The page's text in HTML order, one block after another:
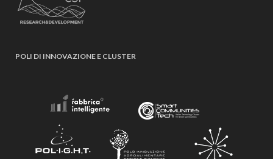
POLI DI INNOVAZIONE E CLUSTER